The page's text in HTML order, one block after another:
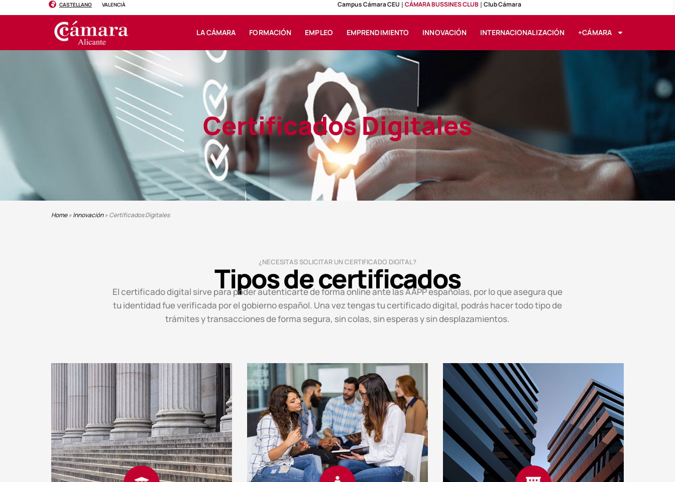
CASTELLANO VALENCIÀ Campus Cámara CEU CÁMARA BUSSINES CLUB Club Cámara
LA CÁMARA FORMACIÓN EMPLEO EMPRENDIMIENTO INNOVACIÓN INTERNACIONALIZACIÓN +CÁMARA
Certificados Digitales
Home»Innovación»Certificados Digitales
¿NECESITAS SOLICITAR UN CERTIFICADO DIGITAL?
Tipos de certificados
El certificado digital sirve para poder autenticarte de forma online ante las AAPP españolas, por lo que asegura que
tu identidad fue verificada por el gobierno español. Una vez tengas tu certificado digital, podrás hacer todo tipo de
trámites y transacciones de forma segura, sin colas, sin esperas y sin desplazamientos.